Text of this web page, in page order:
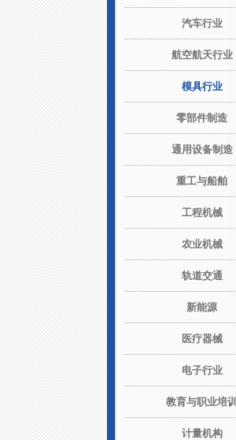
汽车行业
航空航天行业
模具行业
零部件制造
通用设备制造
重工与船舶
工程机械
农业机械
轨道交通
新能源
医疗器械
电子行业
教育与职业培训
计量机构